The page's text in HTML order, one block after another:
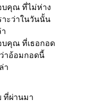
คุณ ที่ไม่ห่าง
าะว่าในวันนั้น
คุณ ที่เธอกอด
าอ้อมกอดนี้
า
ที่ผ่านมา